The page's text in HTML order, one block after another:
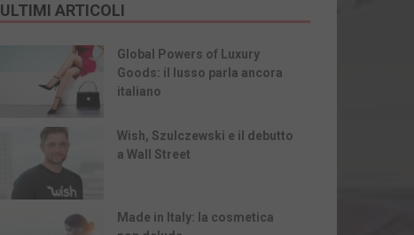
ULTIMI ARTICOLI
Global Powers of Luxury
Goods: il lusso parla ancora
italiano
Wish, Szulczewski e il debutto
a Wall Street
Made in Italy: la cosmetica